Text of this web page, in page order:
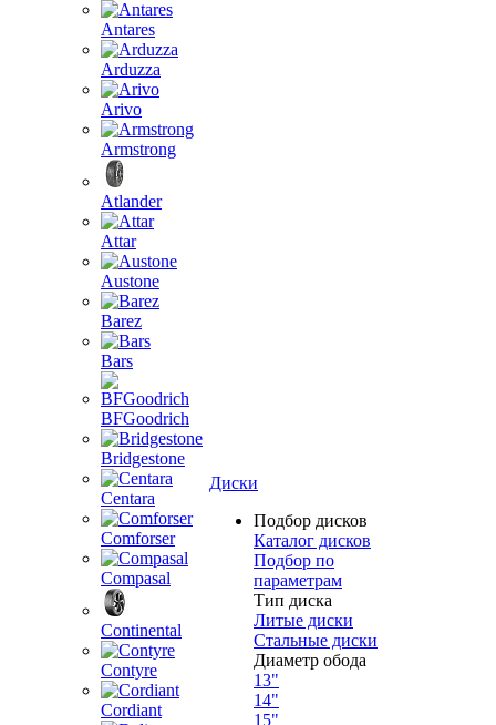
Antares
Arduzza
Arivo
Armstrong
Atlander
Attar
Austone
Barez
Bars
BFGoodrich
Bridgestone
Centara
Comforser
Compasal
Continental
Contyre
Cordiant
Диски
Подбор дисков
Каталог дисков
Подбор по
параметрам
Тип диска
Литые диски
Стальные диски
Диаметр обода
13"
14"
15"